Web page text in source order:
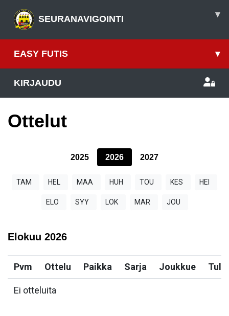
SEURANAVIGOINTI ▾
EASY FUTIS ▾
KIRJAUDU
Ottelut
2025 2026 2027
TAM HEL MAA HUH TOU KES HEI
ELO SYY LOK MAR JOU
Elokuu 2026
Pvm Ottelu Paikka Sarja Joukkue
Ei otteluita